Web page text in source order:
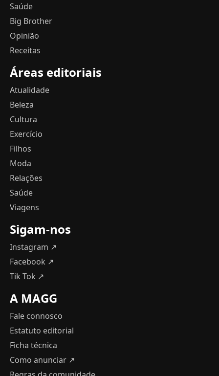
Saúde
Big Brother
Opinião
Receitas
Áreas editoriais
Atualidade
Beleza
Cultura
Exercício
Filhos
Moda
Relações
Saúde
Viagens
Sigam-nos
Instagram ↗
Facebook ↗
Tik Tok ↗
A MAGG
Fale connosco
Estatuto editorial
Ficha técnica
Como anunciar ↗